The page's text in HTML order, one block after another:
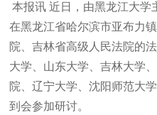
本报讯 近日，由黑龙江大学
在黑龙江省哈尔滨市亚布力
院、吉林省高级人民法院的
大学、山东大学、吉林大学
院、辽宁大学、沈阳师范大
到会参加研讨。